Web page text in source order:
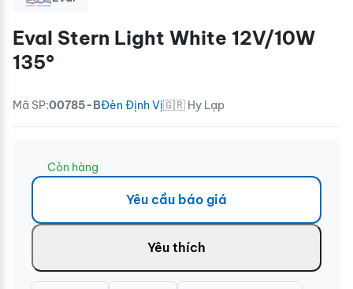
Eval Stern Light White 12V/10W
135°
Mã SP:00785-BĐèn Định Vị🇬🇷 Hy Lạp
Còn hàng
Yêu cầu báo giá
Yêu thích